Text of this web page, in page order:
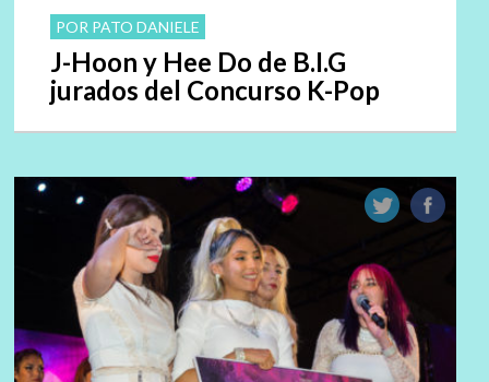
POR PATO DANIELE
J-Hoon y Hee Do de B.I.G
jurados del Concurso K-Pop